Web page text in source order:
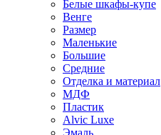
Белые шкафы-купе
Венге
Размер
Маленькие
Большие
Средние
Отделка и материал
МДФ
Пластик
Alvic Luxe
Эмаль